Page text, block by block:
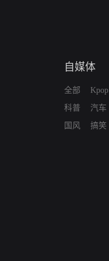
自媒体
全部
科普
国风
Kpop
汽车
搞笑